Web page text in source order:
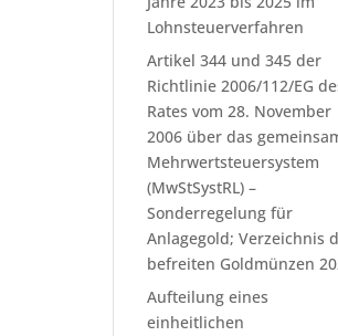
Lohnsteuerverfahren
Artikel 344 und 345 der
Richtlinie 2006/112/EG
Rates vom 28. November
2006 über das
Mehrwertsteuersystem
(MwStSystRL) –
Sonderregelung für
Anlagegold; Verzeichnis
befreiten Goldmünzen
Aufteilung eines
einheitlichen